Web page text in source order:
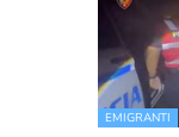
EMIGRANTI